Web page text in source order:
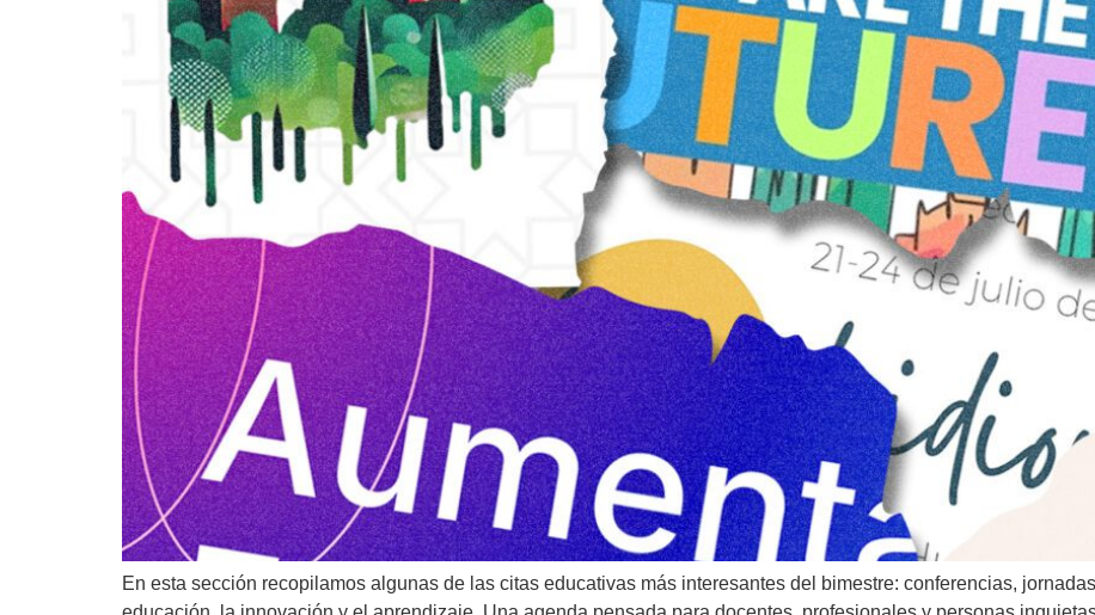
En esta sección recopilamos algunas de las citas educativas más interesantes del bimestre: conferencias,